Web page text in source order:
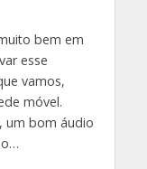
bem em
esse
vamos,
móvel.
um bom áudio